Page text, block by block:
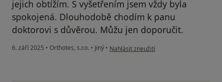
jejich obtížím. S vyšetřením jsem vždy byla
spokojená. Dlouhodobě chodím k panu
doktorovi s důvěrou. Můžu jen doporučit.
6. září 2025 • Orthotes, s.r.o. • Jiný • podle názoru uživatele Pavla Dandová
Nahlásit zneužití